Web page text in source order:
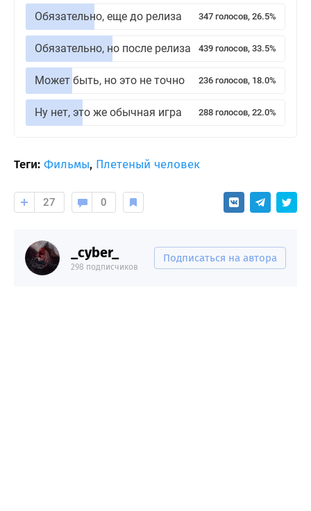
Обязательно, еще до релиза 347 голосов, 26.5%
Обязательно, но после релиза 439 голосов, 33.5%
Может быть, но это не точно 236 голосов, 18.0%
Ну нет, это же обычная игра 288 голосов, 22.0%
Теги: Фильмы, Плетеный человек
27 0
_cyber_
298 подписчиков
Подписаться на автора